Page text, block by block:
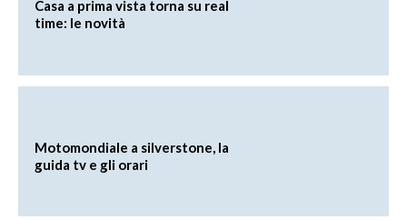
Casa a prima vista torna su real
time: le novità
Motomondiale a silverstone, la
guida tv e gli orari